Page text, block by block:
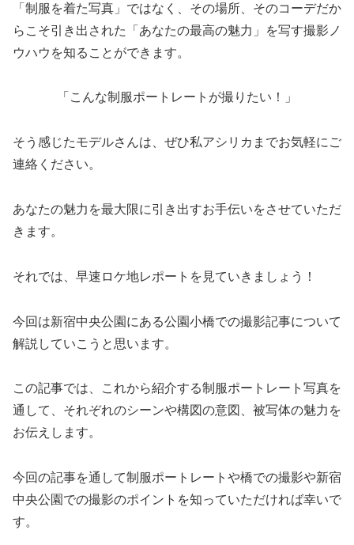
「制服を着た写真」ではなく、その場所、そのコーデだか
らこそ引き出された「あなたの最高の魅力」を写す撮影ノ
ウハウを知ることができます。
「こんな制服ポートレートが撮りたい！」
そう感じたモデルさんは、ぜひ私アシリカまでお気軽にご
連絡ください。
あなたの魅力を最大限に引き出すお手伝いをさせていただ
きます。
それでは、早速ロケ地レポートを見ていきましょう！
今回は新宿中央公園にある公園小橋での撮影記事について
解説していこうと思います。
この記事では、これから紹介する制服ポートレート写真を
通して、それぞれのシーンや構図の意図、被写体の魅力を
お伝えします。
今回の記事を通して制服ポートレートや橋での撮影や新宿
中央公園での撮影のポイントを知っていただければ幸いで
す。